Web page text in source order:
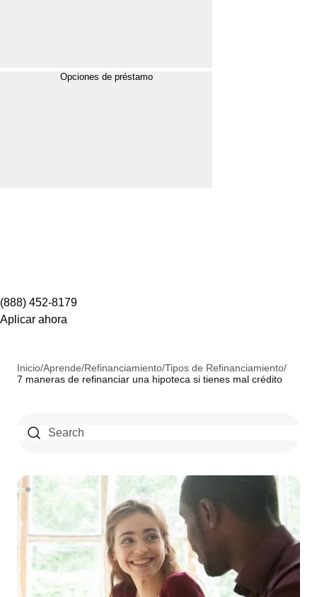
Opciones de préstamo
(888) 452-8179
Aplicar ahora
Inicio/Aprende/Refinanciamiento/Tipos de Refinanciamiento/
7 maneras de refinanciar una hipoteca si tienes mal crédito